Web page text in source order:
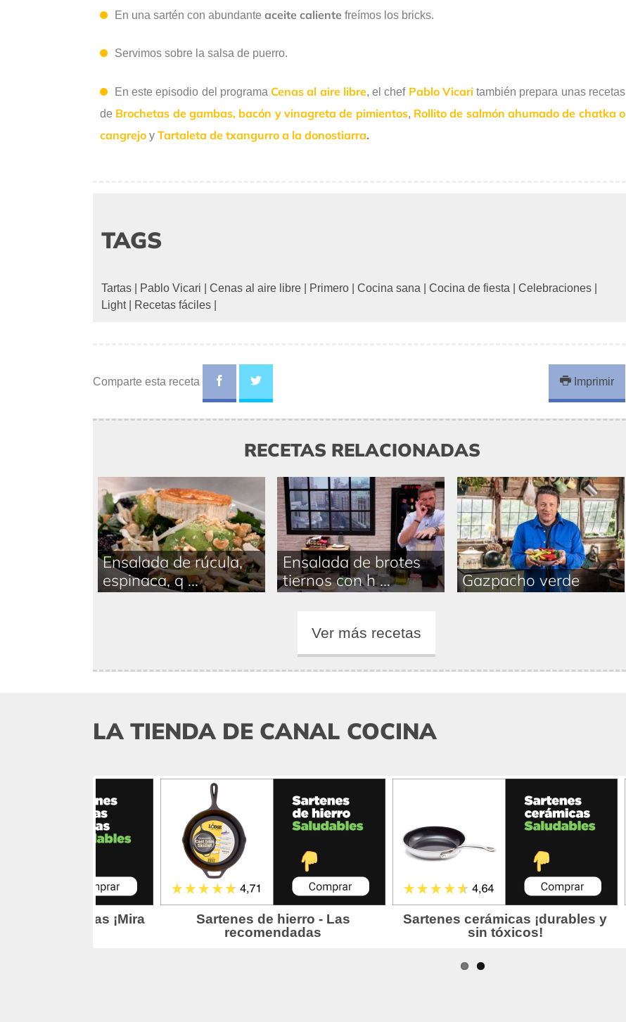
En una sartén con abundante aceite caliente freímos los bricks.
Servimos sobre la salsa de puerro.
En este episodio del programaCenas al aire libre, el chef Pablo Vicaritambién prepara unas recetas
de Brochetas de gambas, bacón y vinagreta de pimientos, Rollito de salmón ahumado de chatka o
cangrejo y Tartaleta de txangurro a la donostiarra.
TAGS
Tartas Pablo Vicari Cenas al aire libre Primero Cocina sana Cocina de fiesta Celebraciones
Light| Recetas fáciles
Comparte esta receta Imprimir
RECETAS RELACIONADAS
Ensalada de rúcula,
espinaca, q ...
Ensalada de brotes
tiernos con h ...
Gazpacho verde
Ver más recetas
LA TIENDA DE CANAL COCINA